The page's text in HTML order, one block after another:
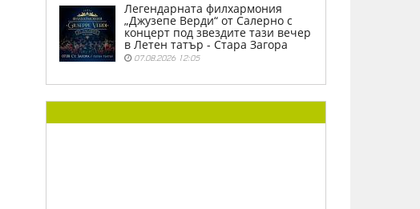
Легендарната филхармония
„Джузепе Верди“ от Салерно с
концерт под звездите тази вечер
в Летен татър - Стара Загора
07.08.2026 12:05